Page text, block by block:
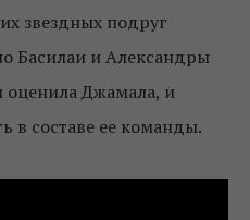
звездных подруг
Басилаи и Александры
оценила Джамала, и
в составе ее команды.